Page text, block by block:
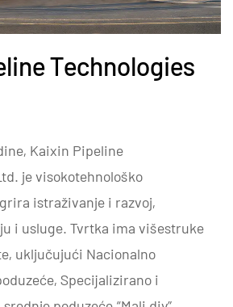
Technologies
Kaixin Pipeline
je visokotehnološko
istraživanje i razvoj,
i usluge. Tvrtka ima višestruke
uključujući Nacionalno
Specijalizirano i